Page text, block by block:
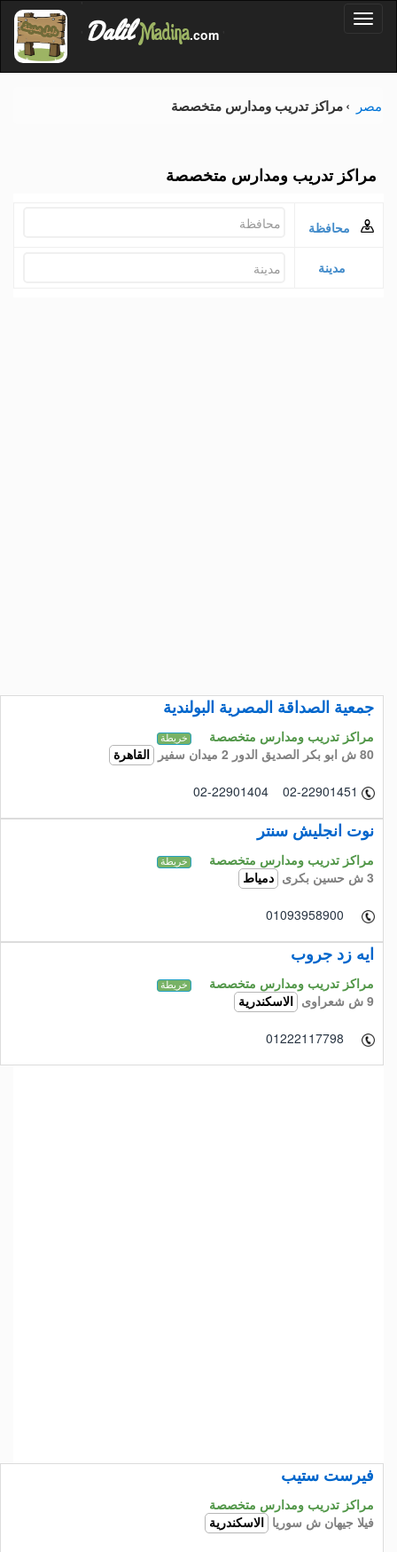
'
Dalil Madina.com
مصر مراكز تدريب ومدارس متخصصة
مراكز تدريب ومدارس متخصصة
محافظة
مدينة
جمعية الصداقة المصرية البولندية
مراكز تدريب ومدارس متخصصة خريطة
80 ش ابو بكر الصديق الدور 2 ميدان سفير القاهرة
02-22901404 02-22901451
نوت انجليش سنتر
مراكز تدريب ومدارس متخصصة خريطة
3 ش حسين بكرى دمياط
01093958900
ايه زد جروب
مراكز تدريب ومدارس متخصصة خريطة
9 ش شعراوى الاسكندرية
01222117798
فيرست ستيب
مراكز تدريب ومدارس متخصصة
فيلا جيهان ش سوريا
الاسكندرية